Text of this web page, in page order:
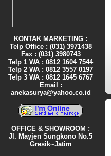
KONTAK MARKETING :
Telp Office : (031) 3971438
Fax : (031) 3980743
Telp 1 WA : 0812 1604 7544
Telp 2 WA : 0812 3557 0197
Telp 3 WA : 0812 1645 6767
Email :
anekasurya@yahoo.co.id
OFFICE & SHOWROOM :
Jl. Mayjen Sungkono No.5
Gresik~Jatim